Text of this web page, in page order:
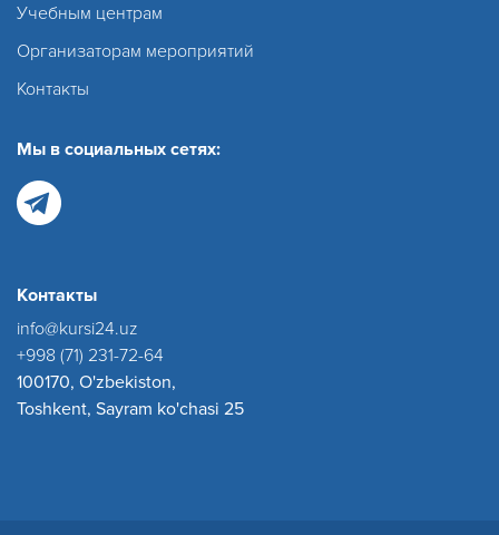
Учебным центрам
Организаторам мероприятий
Контакты
Мы в социальных сетях:
Контакты
info@kursi24.uz
+998 (71) 231-72-64
100170, O'zbekiston,
Toshkent, Sayram ko'chasi 25